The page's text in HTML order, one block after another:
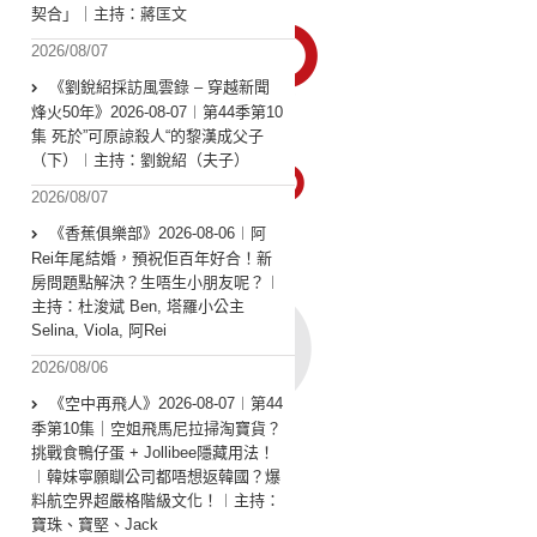
契合」｜主持：蔣匡文
2026/08/07
《劉銳紹採訪風雲錄 – 穿越新聞
烽火50年》2026-08-07︱第44季第10
集 死於”可原諒殺人“的黎漢成父子
（下）︱主持：劉銳紹（夫子）
2026/08/07
《香蕉俱樂部》2026-08-06︱阿
Rei年尾結婚，預祝佢百年好合！新
房問題點解決？生唔生小朋友呢？︱
主持：杜浚斌 Ben, 塔羅小公主
Selina, Viola, 阿Rei
2026/08/06
《空中再飛人》2026-08-07︱第44
季第10集｜空姐飛馬尼拉掃淘寶貨？
挑戰食鴨仔蛋 + Jollibee隱藏用法！
︱韓妹寧願瞓公司都唔想返韓國？爆
料航空界超嚴格階級文化！︱主持：
寶珠、寶堅、Jack